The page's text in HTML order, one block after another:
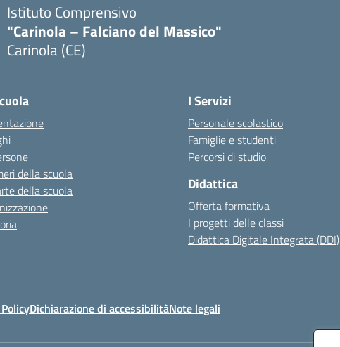
Istituto Comprensivo
"Carinola – Falciano del Massico"
Carinola (CE)
della scuola
della scuola
I Servizi
Personale scolastico
Famiglie e studenti
Percorsi di studio
Didattica
Offerta formativa
I progetti delle classi
Didattica Digitale Integrata (DDI)
Dichiarazione di accessibilitàNote legali